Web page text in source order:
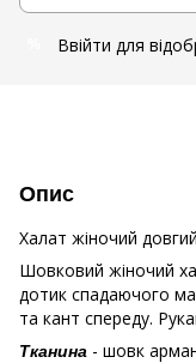
Ввійти для
Опис
Халат жіночий
Шовковий жіночий
дотик спадаючого
та кант спереду.
Тканина - шовк